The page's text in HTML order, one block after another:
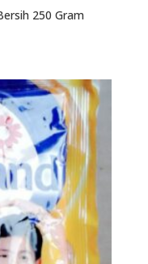
250 Gram